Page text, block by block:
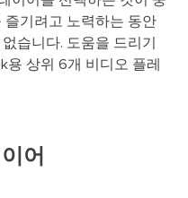
즐기려고 노력하는 동안
습니다. 도움을 드리기
용 상위 6개 비디오 플레
어